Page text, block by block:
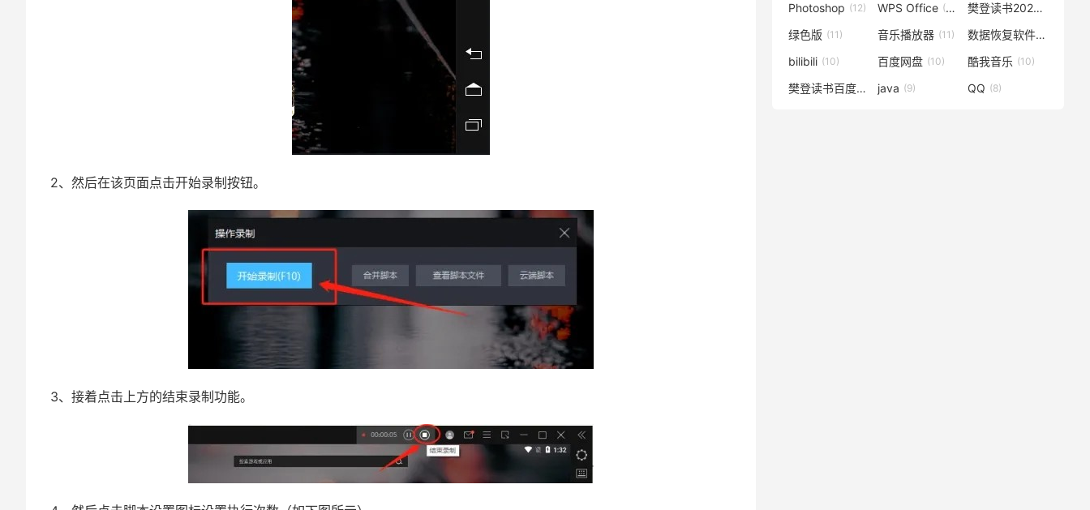
2、然后在该页面点击开始录制按钮。
3、接着点击上方的结束录制功能。
Photoshop (12) WPS Office (12) 樊登读书2020
绿色版 (11) 音乐播放器 (11) 数据恢复软件(11)
bilibili (10) 百度网盘 (10) 酷我音乐 (10)
樊登读书百度云 (10)
java (9) QQ (8)